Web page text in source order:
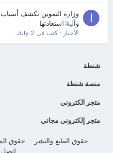
0
وزارة التموين تكشف أسباب
وآلية استعادتها
الأخبار· كتب في July 2
شنطة
منصة شنطة
متجر الكتروني
متجر إلكتروني مجاني
حقوق الطبع والنشر حقوق
إتصل